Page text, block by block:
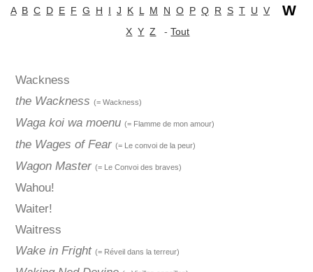
A B C D E F G H I J K L M N O P Q R S T U V W
X Y Z -Tout
Wackness
the Wackness (= Wackness)
Waga koi wa moenu (= Flamme de mon amour)
the Wages of Fear (= Le convoi de la peur)
Wagon Master (= Le Convoi des braves)
Wahou!
Waiter!
Waitress
Wake in Fright (= Réveil dans la terreur)